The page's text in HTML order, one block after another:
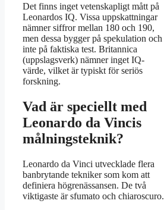
Det finns inget vetenskapligt mått på
Leonardos IQ. Vissa uppskattningar
nämner siffror mellan 180 och 190,
men dessa bygger på spekulation och
inte på faktiska test. Britannica
(uppslagsverk) nämner inget IQ-
värde, vilket är typiskt för seriös
forskning.
Vad är speciellt med
Leonardo da Vincis
målningsteknik?
Leonardo da Vinci utvecklade flera
banbrytande tekniker som kom att
definiera högrenässansen. De två
viktigaste är sfumato och chiaroscuro.